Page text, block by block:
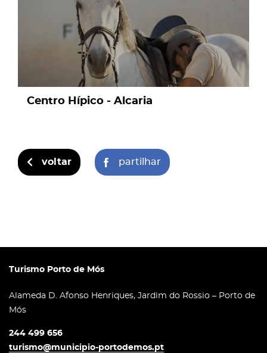
Centro Hípico - Alcaria
voltar partilhar
Turismo Porto de Mós
Alameda D. Afonso Henriques, Jardim do Rossio – Porto de
Mós
244 499 656
turismo@municipio-portodemos.pt